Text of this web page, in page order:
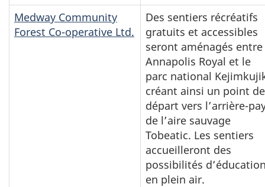
Medway Community
Forest Co-operative Ltd.
Des sentiers récréatifs
gratuits et accessibles
seront aménagés entre
Annapolis Royal et le
parc national
créant ainsi un point de
départ vers l’arrière-
de l’aire sauvage
Tobeatic. Les sentiers
accueilleront des
possibilités
en plein air.